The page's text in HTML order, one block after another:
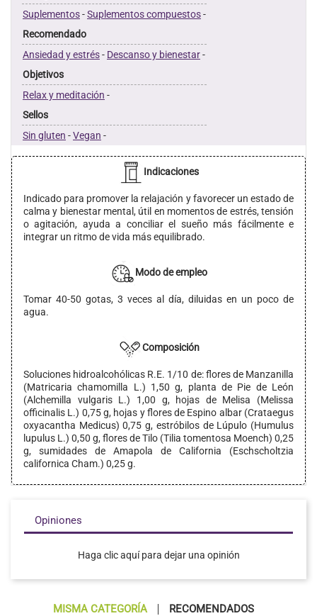
Suplementos-Suplementos compuestos-
Recomendado
Ansiedad y estrés- Descanso y bienestar-
Objetivos
Relax y meditación -
Sellos
Sin gluten -Vegan -
Indicaciones
Indicado para promover la relajación y favorecer un estado de
calma y bienestar mental, útil en momentos de estrés, tensión
o agitación, ayuda a conciliar el sueño más fácilmente e
integrar un ritmo de vida más equilibrado.
Modo de empleo
Tomar 40-50 gotas, 3 veces al día, diluidas en un poco de
agua.
Composición
Soluciones hidroalcohólicas R.E. 1/10 de: flores de Manzanilla
(Matricaria chamomilla L.) 1,50 g, planta de Pie de León
(Alchemilla vulgaris L.) 1,00 g, hojas de Melisa (Melissa
officinalis L.) 0,75 g, hojas y flores de Espino albar (Crataegus
oxyacantha Medicus) 0,75 g, estróbilos de Lúpulo (Humulus
lupulus L.) 0,50 g, flores de Tilo (Tilia tomentosa Moench) 0,25
g, sumidades de Amapola de California (Eschscholtzia
californica Cham.) 0,25 g.
Opiniones
Haga clic aquí para dejar una opinión
MISMA CATEGORÍA
RECOMENDADOS